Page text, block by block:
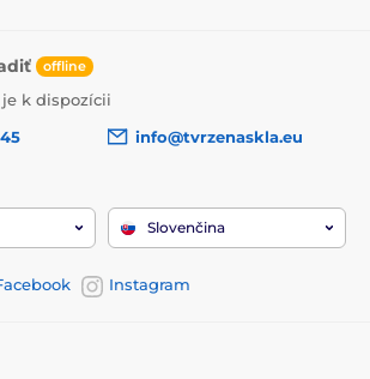
offline
k dispozícii
info@tvrzenaskla.eu
Slovenčina
Instagram